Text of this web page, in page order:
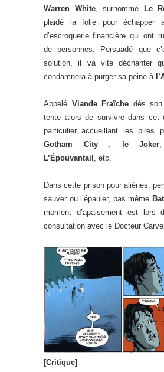
Warren White, surnommé Le
plaidé la folie pour échapper
d’escroquerie financière qui ont
de personnes. Persuadé que
solution, il va vite déchanter
condamnera à purger sa peine à
Appelé Viande Fraîche dès son
tente alors de survivre dans cet
particulier accueillant les pires
Gotham City: le Joker,
L’Épouvantail , etc.
Dans cette prison pour aliénés,
sauver ou l’épauler, pas même
moment d’apaisement est lors
consultation avec le Docteur
[Critique]